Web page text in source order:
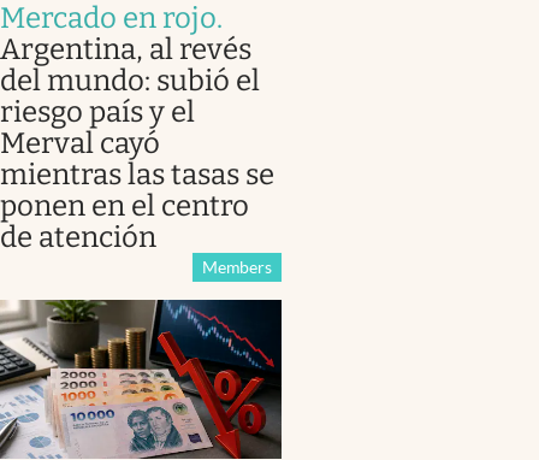
Mercado en rojo.
Argentina, al revés
del mundo: subió el
riesgo país y el
Merval cayó
mientras las tasas se
ponen en el centro
de atención
Members